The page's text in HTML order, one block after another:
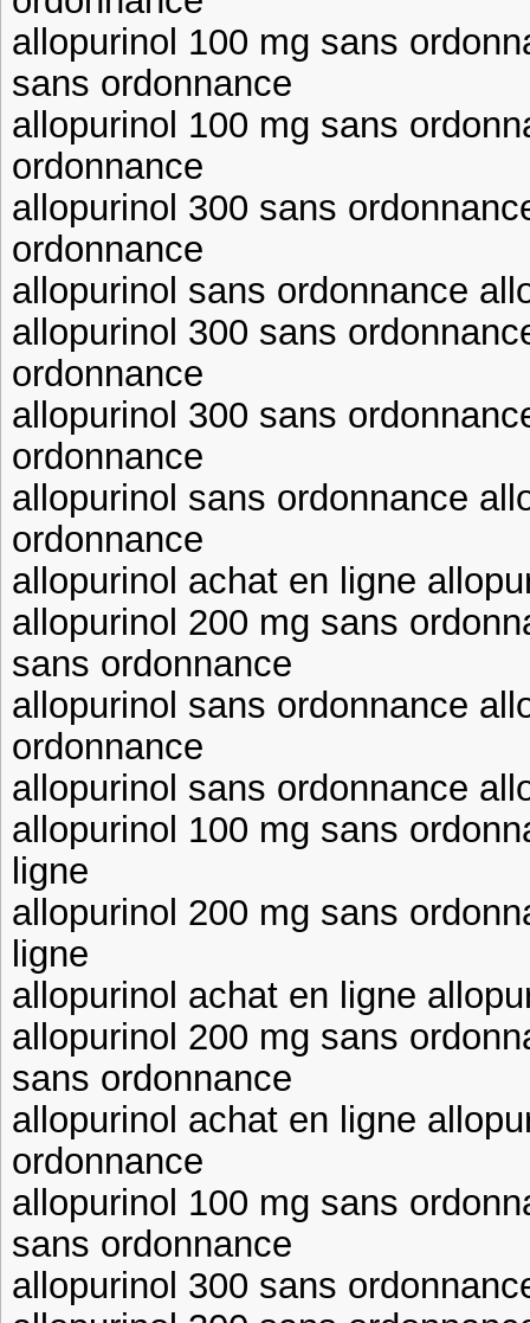
allopurinol 100 mg sans
sans ordonnance
allopurinol 100 mg sans
ordonnance
allopurinol 300 sans
ordonnance
allopurinol sans ordonnance
allopurinol 300 sans
ordonnance
allopurinol 300 sans
ordonnance
allopurinol sans ordonnance
ordonnance
allopurinol achat en ligne
allopurinol 200 mg sans
sans ordonnance
allopurinol sans ordonnance
ordonnance
allopurinol sans ordonnance
allopurinol 100 mg sans
ligne
allopurinol 200 mg sans
ligne
allopurinol achat en ligne
allopurinol 200 mg sans
sans ordonnance
allopurinol achat en ligne
ordonnance
allopurinol 100 mg sans
sans ordonnance
allopurinol 300 sans